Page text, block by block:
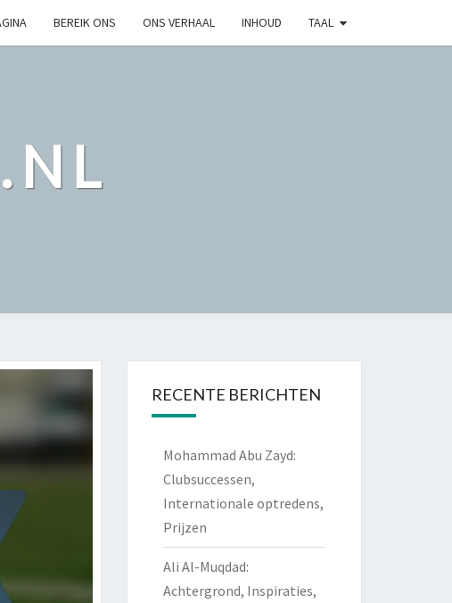
BEREIK ONS ONS VERHAAL INHOUD TAAL
RECENTE BERICHTEN
Mohammad Abu Zayd:
Clubsuccessen,
Internationale optredens,
Prijzen
Ali Al-Muqdad:
Achtergrond, Inspiraties,